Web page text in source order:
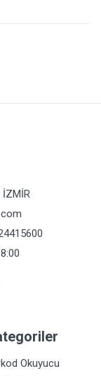
İZMİR
Okuyucu